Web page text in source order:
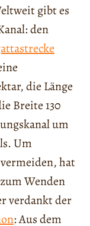
gibt es
den
die Länge
Breite 130
um
Um
hat
Wenden
verdankt der
: Aus dem